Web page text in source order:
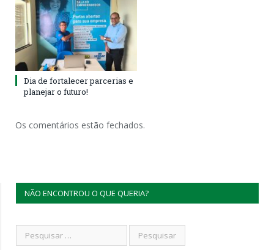
Dia de fortalecer parcerias e
planejar o futuro!
Os comentários estão fechados.
NÃO ENCONTROU O QUE QUERIA?